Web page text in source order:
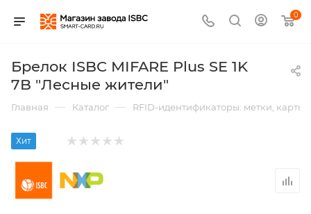
0
Брелок ISBC MIFARE Plus SE 1K
7B "Лесные жители"
Главная — Каталог — RFID-идентификаторы: метки,
Хит